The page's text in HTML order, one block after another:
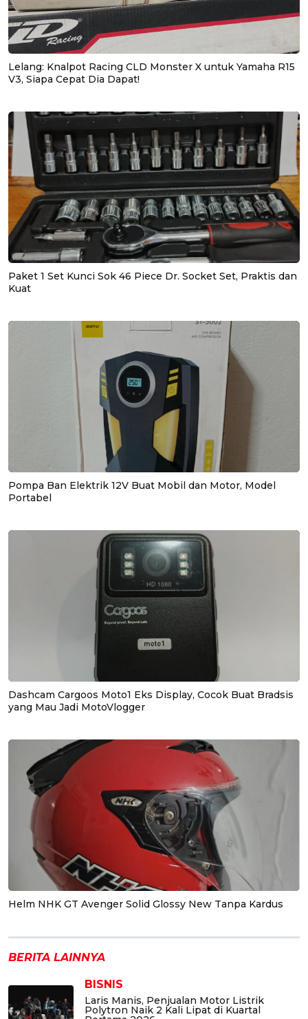
Lelang: Knalpot Racing CLD Monster X untuk Yamaha R15
V3, Siapa Cepat Dia Dapat!
Paket 1 Set Kunci Sok 46 Piece Dr. Socket Set, Praktis dan
Kuat
Pompa Ban Elektrik 12V Buat Mobil dan Motor, Model
Portabel
Dashcam Cargoos Moto1 Eks Display, Cocok Buat Bradsis
yang Mau Jadi MotoVlogger
Helm NHK GT Avenger Solid Glossy New Tanpa Kardus
BERITA LAINNYA
BISNIS
Laris Manis, Penjualan Motor Listrik
Polytron Naik 2 Kali Lipat di Kuartal